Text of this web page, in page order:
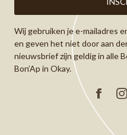
Wij gebruiken je e-mailadres
en geven het niet door aan
nieuwsbrief zijn geldig in alle
Bon’Ap in Okay.